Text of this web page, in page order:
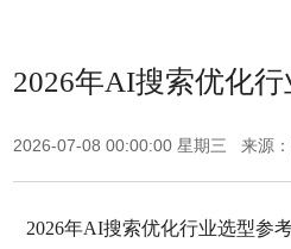
2026年AI搜索优化
2026-07-08 00:00:00 星期三 来源
2026年AI搜索优化行业选型参